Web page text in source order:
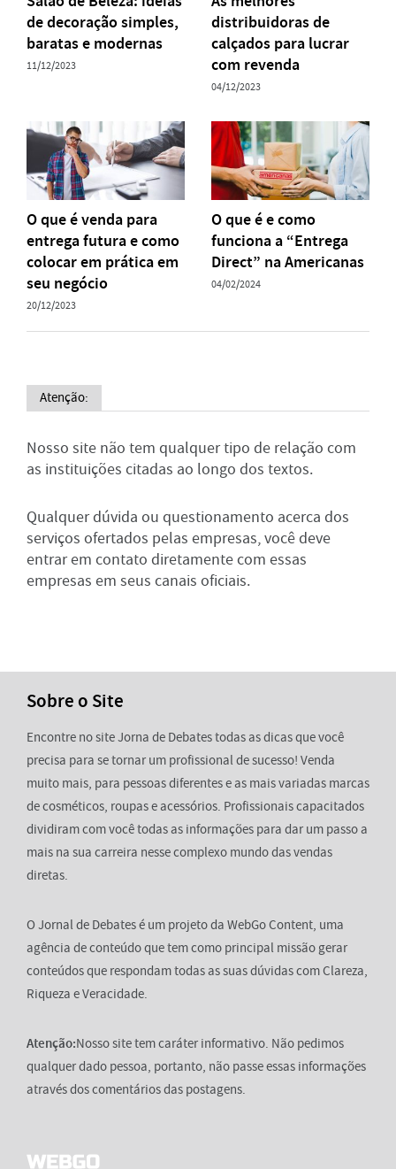
de decoração simples,
baratas e modernas
11/12/2023
distribuidoras de
calçados para lucrar
com revenda
04/12/2023
O que é venda para
entrega futura e como
colocar em prática em
seu negócio
20/12/2023
O que é e como
funciona a “Entrega
Direct” na Americanas
04/02/2024
Atenção:
Nosso site não tem qualquer tipo de relação com
as instituições citadas ao longo dos textos.
Qualquer dúvida ou questionamento acerca dos
serviços ofertados pelas empresas, você deve
entrar em contato diretamente com essas
empresas em seus canais oficiais.
Sobre o Site
Encontre no site Jorna de Debates todas as dicas que você
precisa para se tornar um profissional de sucesso! Venda
muito mais, para pessoas diferentes e as mais variadas marcas
de cosméticos, roupas e acessórios. Profissionais capacitados
dividiram com você todas as informações para dar um passo a
mais na sua carreira nesse complexo mundo das vendas
diretas.
O Jornal de Debates é um projeto da WebGo Content, uma
agência de conteúdo que tem como principal missão gerar
conteúdos que respondam todas as suas dúvidas com Clareza,
Riqueza e Veracidade.
Atenção:Nosso site tem caráter informativo. Não pedimos
qualquer dado pessoa, portanto, não passe essas informações
através dos comentários das postagens.